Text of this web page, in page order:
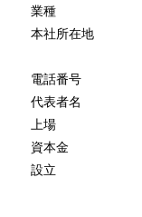
業種
本社所在地
電話番号
代表者名
上場
資本金
設立